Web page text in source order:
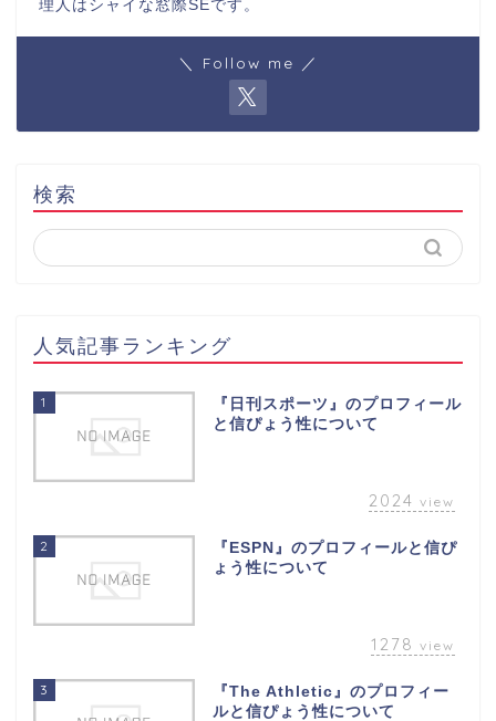
理人はシャイな窓際SEです。
＼ Follow me ／
検索
人気記事ランキング
1
『日刊スポーツ』のプロフィール
と信ぴょう性について
2024 view
2
『ESPN』のプロフィールと信ぴ
ょう性について
1278 view
3
『The Athletic』のプロフィー
ルと信ぴょう性について